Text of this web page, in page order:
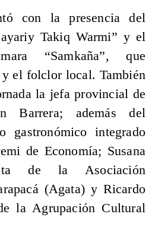
con la presencia del
Takiq Warmi” y el
“Samkaña”, que
el folclor local. También
la jefa provincial de
Barrera; además del
gastronómico integrado
de Economía; Susana
de la Asociación
(Agata) y Ricardo
la Agrupación Cultural